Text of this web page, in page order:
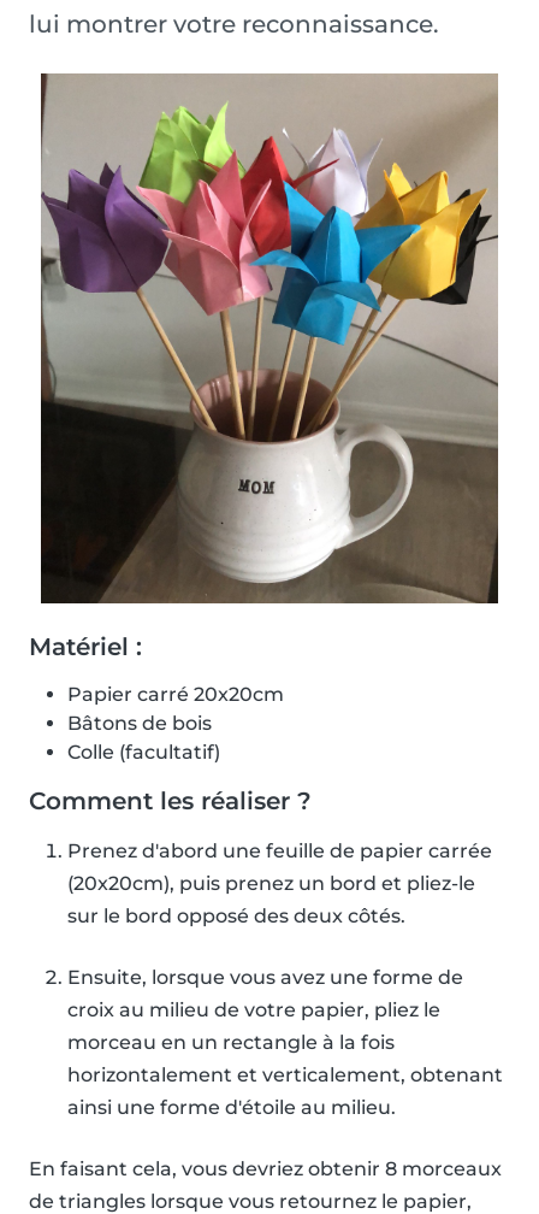
lui montrer votre reconnaissance.
Matériel :
Papier carré 20x20cm
Bâtons de bois
Colle (facultatif)
Comment les réaliser ?
Prenez d'abord une feuille de papier carrée
(20x20cm), puis prenez un bord et pliez-le
sur le bord opposé des deux côtés.
Ensuite, lorsque vous avez une forme de
croix au milieu de votre papier, pliez le
morceau en un rectangle à la fois
horizontalement et verticalement, obtenant
ainsi une forme d'étoile au milieu.
En faisant cela, vous devriez obtenir 8 morceaux
de triangles lorsque vous retournez le papier,